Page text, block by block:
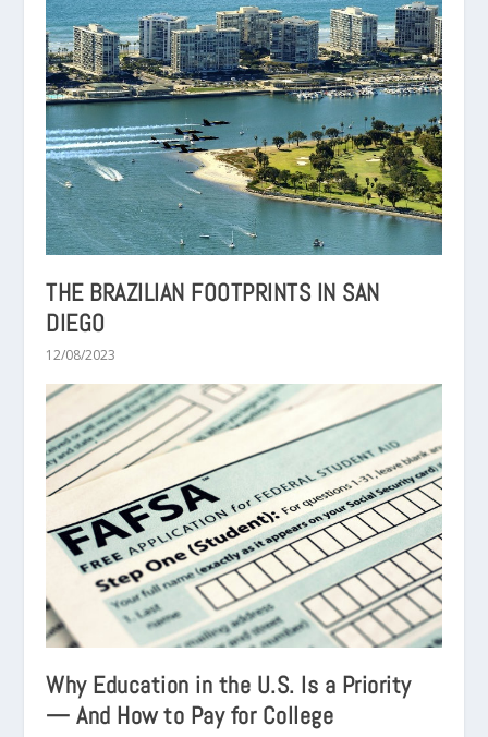
THE BRAZILIAN FOOTPRINTS IN SAN
DIEGO
12/08/2023
Why Education in the U.S. Is a Priority
— And How to Pay for College